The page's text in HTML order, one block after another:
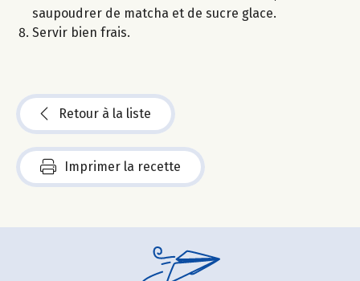
saupoudrer de matcha et de sucre glace.
Servir bien frais.
Retour à la liste
Imprimer la recette